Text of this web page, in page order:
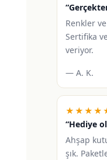
Renkler
Sertifika
veriyor.
— A. K.
“Hediye
Ahşap
şık.